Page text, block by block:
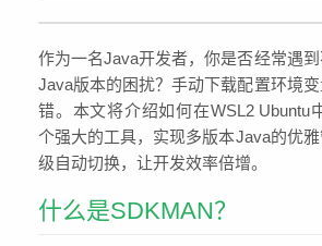
作为一名Java开发者，你是否经常遇
Java版本的困扰？手动下载配置环境
错。本文将介绍如何在WSL2 Ubuntu
个强大的工具，实现多版本Java的优
级自动切换，让开发效率倍增。
什么是SDKMAN？